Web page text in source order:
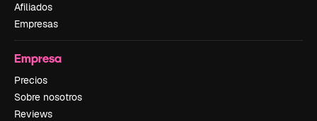
Afiliados
Empresas
Empresa
Precios
Sobre nosotros
Reviews